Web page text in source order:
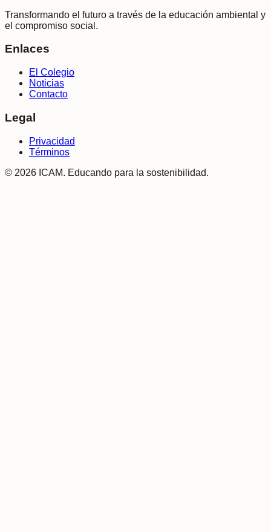
Transformando el futuro a través de la educación ambiental y
el compromiso social.
Enlaces
El Colegio
Noticias
Contacto
Legal
Privacidad
Términos
© 2026 ICAM. Educando para la sostenibilidad.